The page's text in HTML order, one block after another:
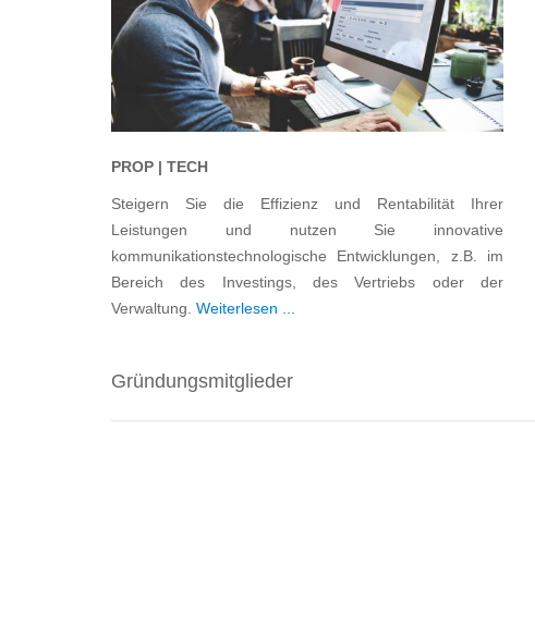
PROP | TECH
Steigern Sie die Effizienz und Rentabilität Ihrer
Leistungen und nutzen Sie innovative
kommunikationstechnologische Entwicklungen, z.B. im
Bereich des Investings, des Vertriebs oder der
Verwaltung. Weiterlesen ...
Gründungsmitglieder